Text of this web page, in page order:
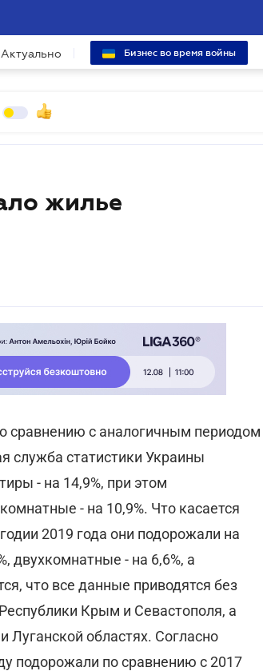
Актуально Бизнес во время войны
жилье
сравнению с аналогичным периодом
служба статистики Украины
- на 14,9%, при этом
- на 10,9%. Что касается
2019 года они подорожали на
двухкомнатные - на 6,6%, а
что все данные приводятся без
Крым и Севастополя, а
областях. Согласно
подорожали по сравнению с 2017